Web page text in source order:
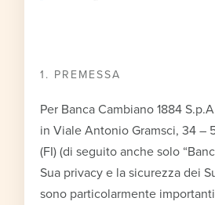
1. PREMESSA
Per Banca Cambiano 1884
in Viale Antonio Gramsci, 34 –
(FI) (di seguito anche solo
Sua privacy e la sicurezza dei
sono particolarmente